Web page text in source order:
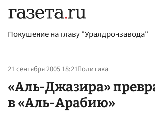
Покушение на главу "Уралдронзавода"
21 сентября 2005 18:21Политика
«Аль-Джазира»
в «Аль-Арабию»